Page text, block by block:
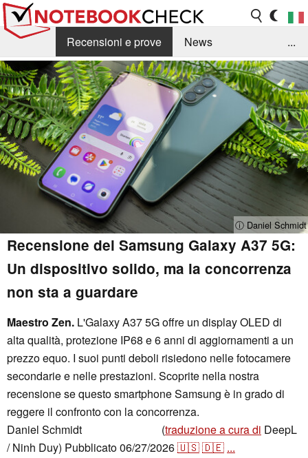
Recensioni e prove
News
Raccolta di recensioni
Info Techniche / Tips
Guida agli acquisti
Search Contact
...
ⓘ Daniel Schmidt
Recensione del Samsung Galaxy A37 5G:
Un dispositivo solido, ma la concorrenza
non sta a guardare
Maestro Zen. L'Galaxy A37 5G offre un display OLED di
alta qualità, protezione IP68 e 6 anni di aggiornamenti a un
prezzo equo. I suoi punti deboli risiedono nelle fotocamere
secondarie e nelle prestazioni. Scoprite nella nostra
recensione se questo smartphone Samsung è in grado di
reggere il confronto con la concorrenza.
Daniel Schmidt
(traduzione a cura di DeepL
/ Ninh Duy) Pubblicato06/27/2026🇺🇸🇩🇪 ...